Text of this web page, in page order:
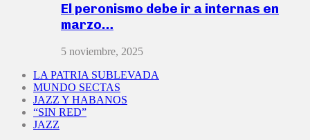
El peronismo debe ir a internas en
marzo…
5 noviembre, 2025
LA PATRIA SUBLEVADA
MUNDO SECTAS
JAZZ Y HABANOS
“SIN RED”
JAZZ